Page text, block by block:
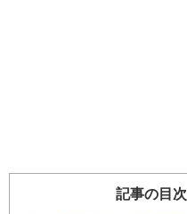
記事の目次